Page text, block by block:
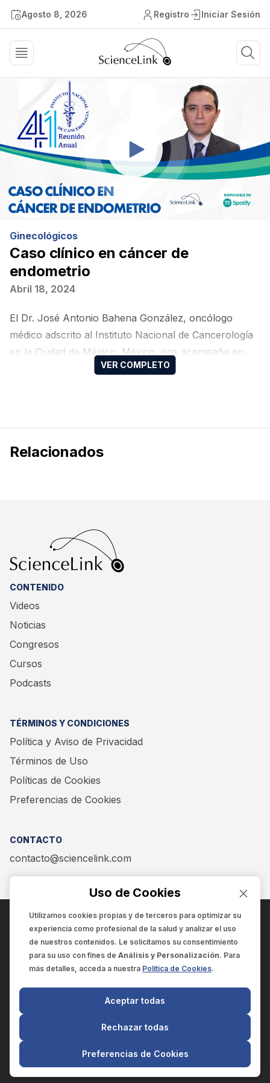
Agosto 8, 2026 Registro Iniciar Sesión
Ginecológicos
Caso clínico en cáncer de
endometrio
Abril 18, 2024
El Dr. José Antonio Bahena González, oncólogo
médico adscrito al Instituto Nacional de Cancerología
en la Ciudad de México, México, nos acompaña en
este video para hablar sobre un caso clínico en
Relacionados
CONTENIDO
Videos
Noticias
Congresos
Cursos
Podcasts
TÉRMINOS Y CONDICIONES
Política y Aviso de Privacidad
Términos de Uso
Políticas de Cookies
Preferencias de Cookies
CONTACTO
contacto@sciencelink.com
ENCUÉNTRANOS EN:
SCIENCELINK
SCILINK COMUNICACIÓN CIENTÍFICA SC
El contenido y la información de este sitio web es exclusivo
para profesionales de la salud.
Uso de Cookies
Utilizamos cookies propias y de terceros para optimizar su
experiencia como profesional de la salud y analizar el uso
de nuestros contenidos. Le solicitamos su consentimiento
para su uso con fines de Análisis y Personalización. Para
más detalles, acceda a nuestra Política de Cookies.
Preferencias de Cookies
Rechazar todas
Aceptar todas